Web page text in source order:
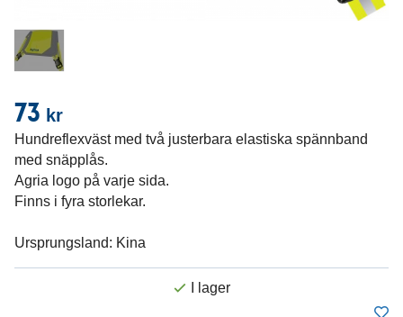
73 kr
Hundreflexväst med två justerbara elastiska spännband
med snäpplås.
Agria logo på varje sida.
Finns i fyra storlekar.
Ursprungsland: Kina